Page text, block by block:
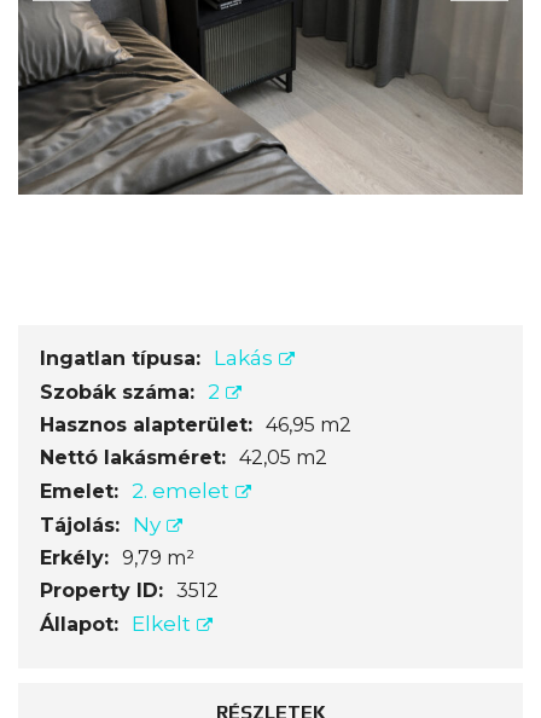
Ingatlan típusa: Lakás
Szobák száma: 2
Hasznos alapterület: 46,95 m2
Nettó lakásméret: 42,05 m2
Emelet: 2. emelet
Tájolás: Ny
Erkély: 9,79 m²
Property ID: 3512
Állapot:
Elkelt
RÉSZLETEK